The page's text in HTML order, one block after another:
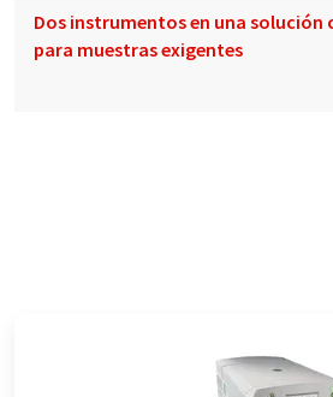
Dos instrumentos en una solución
para muestras exigentes